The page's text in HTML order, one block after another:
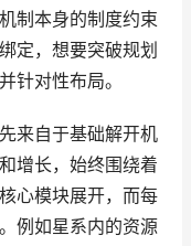
制本身的制度约束
定，想要突破规划
针对性布局。
来自于基础解开机
增长，始终围绕着
心模块展开，而每
例如星系内的资源